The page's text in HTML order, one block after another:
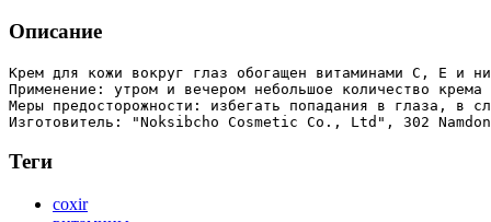
Описание
Крем для кожи вокруг глаз обогащен витаминами С, Е и
Применение: утром и вечером небольшое количество
Меры предосторожности: избегать попадания в глаза, в
Теги
coxir